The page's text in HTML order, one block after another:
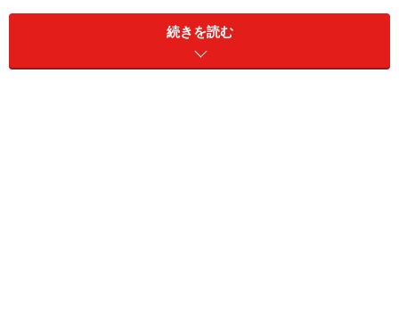
押さえるところは押さえつつ、自分ができないことは適
当、ざっくり……そのように、完璧を目指していないから
続きを読む